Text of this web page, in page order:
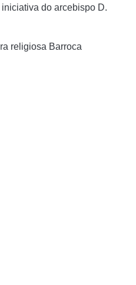
do arcebispo D.
religiosa Barroca